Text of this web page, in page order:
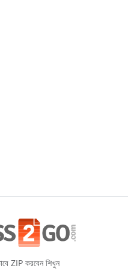
ZIP করবেন শিখুন